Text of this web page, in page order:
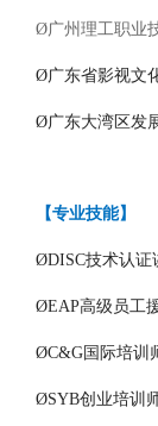
Ø广州理工职业
Ø广东省影视文
Ø广东大湾区发
【专业技能】
ØDISC技术认证
ØEAP高级员工
ØC&G国际培训
ØSYB创业培训